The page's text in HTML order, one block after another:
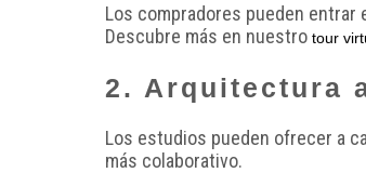
Los compradores pueden
Descubre más en nuestro tour
2. Arquitectura
Los estudios pueden ofrecer a
más colaborativo.